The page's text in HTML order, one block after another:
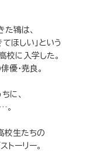
鴇は、
ほしい」という
校に入学した。
優・尭良。
に、
。
校生たちの
トーリー。